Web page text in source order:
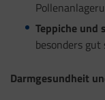
Teppiche und
besonders gut
Darmgesundheit